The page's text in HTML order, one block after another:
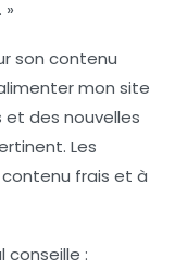
son contenu
mon site
des nouvelles
. Les
frais et à
conseille :